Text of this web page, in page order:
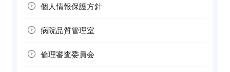
個人情報保護方針
病院品質管理室
倫理審査委員会